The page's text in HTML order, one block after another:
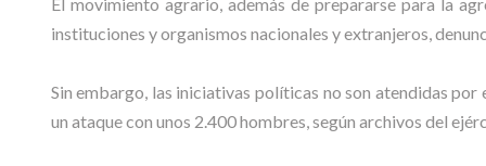
instituciones y organismos nacionales y extranjeros,
Sin embargo, las iniciativas políticas no son atendidas
un ataque con unos 2.400 hombres, según archivos del